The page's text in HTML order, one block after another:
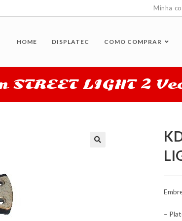
Minha
HOME DISPLATEC COMO COMPRAR
STREET LIGHT 2
–